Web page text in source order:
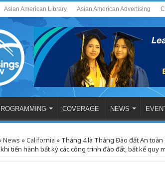
Asian American Library Asian American Advertising
COVERAGE NEWS
News »California » Tháng 4 là Tháng Đào đất An toàn
tiến hành bất kỳ các công trình đào đất, bất kể quy